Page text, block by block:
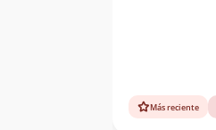
Más reciente